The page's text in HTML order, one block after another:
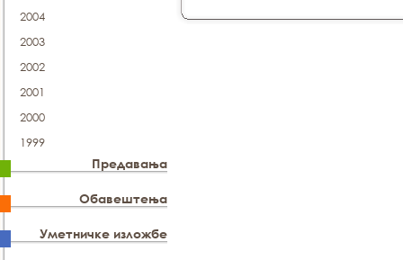
2004
2003
2002
2001
2000
1999
Предавања
Обавештења
Уметничке изложбе